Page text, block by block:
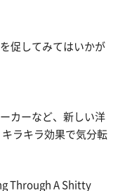
促してみてはいかが
カーなど、新しい洋
ラキラ効果で気分転
Through A Shitty